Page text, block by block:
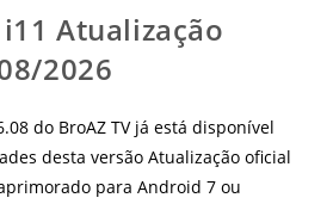
Atualização
2026
do BroAZ TV já está disponível
desta versão Atualização oficial
para Android 7 ou